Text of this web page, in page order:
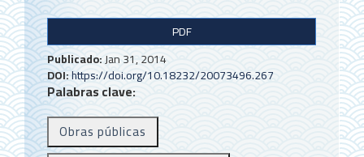
B
a
r
r
a
PDF
Publicado:Jan 31, 2014
DOI:https://doi.org/10.18232/20073496.267
Palabras clave:
Obras públicas